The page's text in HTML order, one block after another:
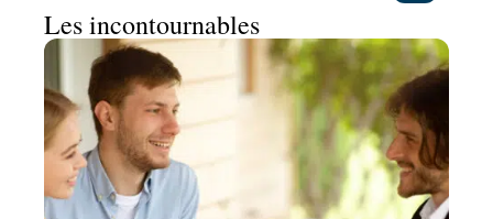
Les incontournables